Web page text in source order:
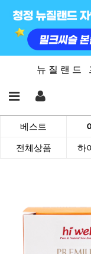
뉴 질 랜 드
베스트
전체상품 하